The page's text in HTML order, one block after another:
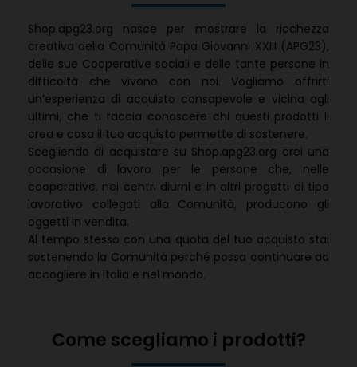
Shop.apg23.org nasce per mostrare la ricchezza
creativa della Comunità Papa Giovanni XXIII (APG23),
delle sue Cooperative sociali e delle tante persone in
difficoltà che vivono con noi. Vogliamo offrirti
un’esperienza di acquisto consapevole e vicina agli
ultimi, che ti faccia conoscere chi questi prodotti li
crea e cosa il tuo acquisto permette di sostenere.
Scegliendo di acquistare su Shop.apg23.org crei una
occasione di lavoro per le persone che, nelle
cooperative, nei centri diurni e in altri progetti di tipo
lavorativo collegati alla Comunità, producono gli
oggetti in vendita.
Al tempo stesso con una quota del tuo acquisto stai
sostenendo la Comunità perché possa continuare ad
accogliere in Italia e nel mondo.
Come scegliamo i prodotti?